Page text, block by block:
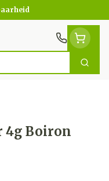
Zoek
4g Boiron